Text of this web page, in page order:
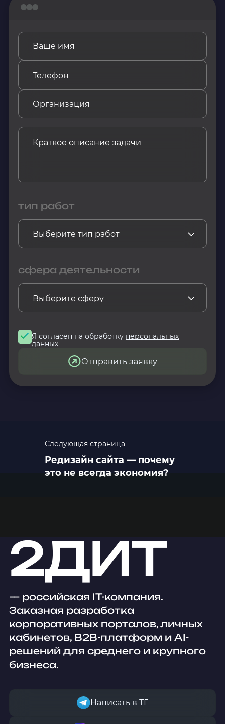
тип работ
сфера деятельности
Я согласен на обработку персональных
данных
Отправить заявку
Следующая страница
Редизайн сайта — почему
это не всегда экономия?
2ДИТ
— российская IT-компания.
Заказная разработка
корпоративных порталов, личных
кабинетов, B2B-платформ и AI-
решений для среднего и крупного
бизнеса.
Написать в ТГ